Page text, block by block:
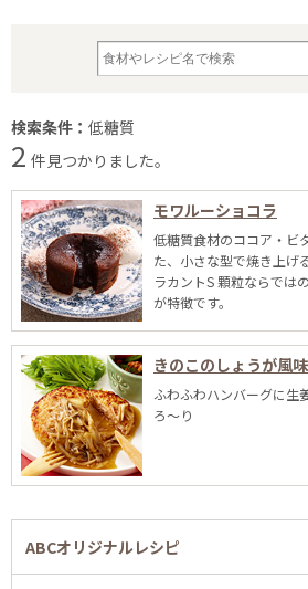
検索条件： 低糖質
2 件見つかりました。
モワルーショコラ
低糖質食材のココア・ビ
た、小さな型で焼き上げ
ラカントS 顆粒ならでは
が特徴です。
きのこのしょうが風
ふわふわハンバーグに生
ろ～り
ABCオリジナルレシピ